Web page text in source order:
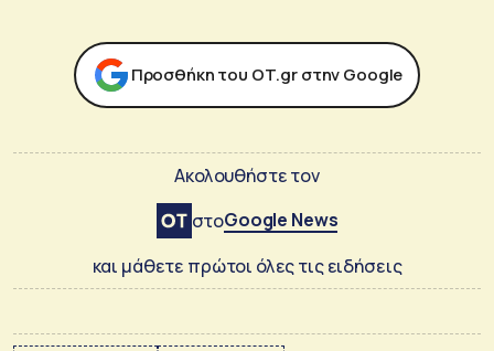
Προσθήκη του ΟΤ.gr στην Google
Ακολουθήστε τον
στοGoogle News
και μάθετε πρώτοι όλες τις ειδήσεις